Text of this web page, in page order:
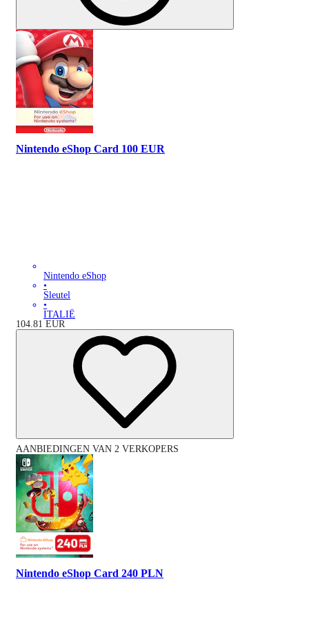
Nintendo eShop Card 100 EUR
Nintendo eShop
•
Sleutel
•
ITALIË
104.81 EUR
AANBIEDINGEN VAN 2 VERKOPERS
Nintendo eShop Card 240 PLN